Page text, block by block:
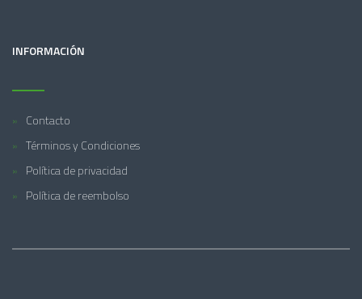
INFORMACIÓN
Contacto
Términos y Condiciones
Política de privacidad
Política de reembolso